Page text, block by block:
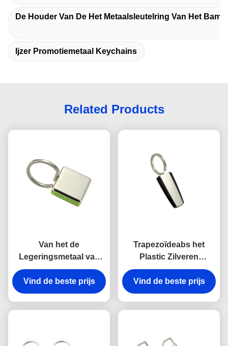
De Houder Van De Het Metaalsleutelring Van Het
Ijzer Promotiemetaal Keychains
Related Products
Van het de
Legeringsmetaal van
het haakzink van de de
kettingshouder Zeer
belangrijke
Vind de beste prijs
Trapezoïdeabs het
Plastic Zilveren
Galvaniseren van
Keychains van de
Metaal Zeer belangrijke
Vind de beste prijs